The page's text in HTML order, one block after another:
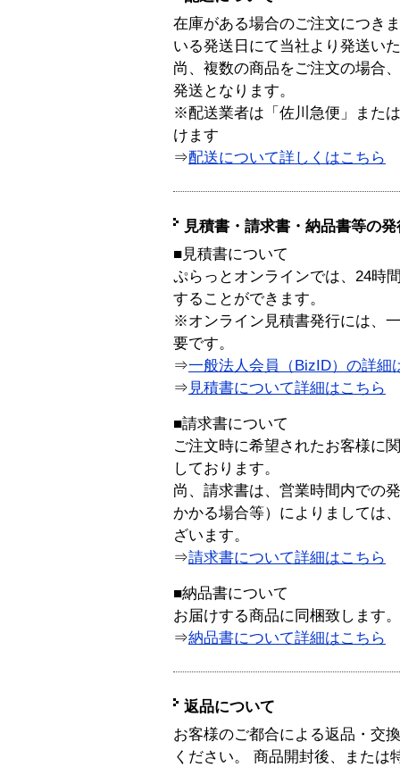
在庫がある場合のご注文につき
いる発送日にて当社より発送い
尚、複数の商品をご注文の場合
発送となります。
※配送業者は「佐川急便」また
けます
⇒配送について詳しくはこちら
見積書・請求書・納品書等の
■見積書について
ぷらっとオンラインでは、24時
することができます。
※オンライン見積書発行には、
要です。
⇒一般法人会員（BizID）の詳細
⇒ 見積書について詳細はこちら
■請求書について
ご注文時に希望されたお客様に
しております。
尚、請求書は、営業時間内での
かかる場合等）によりましては
ざいます。
⇒請求書について詳細はこちら
■納品書について
お届けする商品に同梱致します。
⇒納品書について詳細はこちら
返品について
お客様のご都合による返品・交
ください。 商品開封後、または